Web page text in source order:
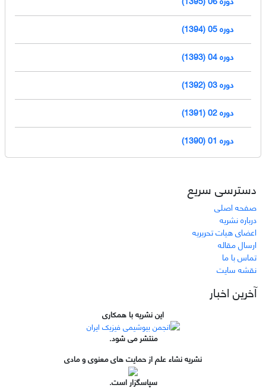
دوره 05 (1394)
دوره 04 (1393)
دوره 03 (1392)
دوره 02 (1391)
دوره 01 (1390)
دسترسی سریع
صفحه اصلی
درباره نشریه
اعضای هیات تحریریه
ارسال مقاله
تماس با ما
نقشه سایت
آخرین اخبار
این نشریه با همکاری
منتشر می شود.
نشریه نشاء علم از حمایت های معنوی و مادی
سپاسگزار است.